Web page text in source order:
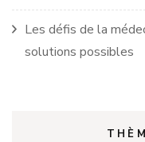
Les défis de la
solutions possibles